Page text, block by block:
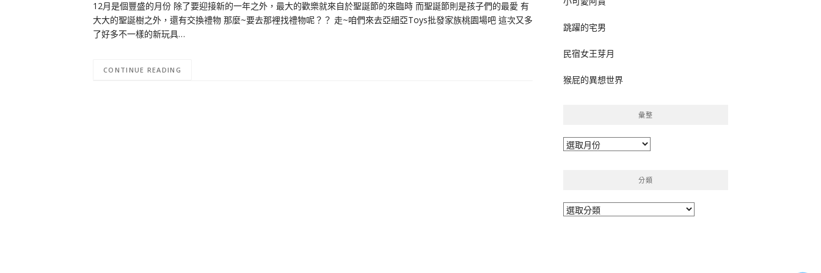
12月是個豐盛的月份 除了要迎接新的一年之外，最大的歡樂就來自於聖誕節的來臨時 而聖誕節則是孩子們的最愛 有
大大的聖誕樹之外，還有交換禮物 那麼~要去那裡找禮物呢？？ 走~咱們來去亞細亞Toys批發家族桃園場吧 這次又多
了好多不一樣的新玩具…
CONTINUE READING
跳躍的宅男
民宿女王芽月
猴屁的異想世界
彙整
彙
分類
分